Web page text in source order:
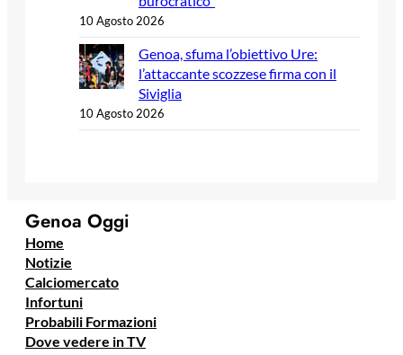
10 Agosto 2026
Genoa, sfuma l’obiettivo Ure:
l’attaccante scozzese firma con il
Siviglia
10 Agosto 2026
Genoa Oggi
Home
Notizie
Calciomercato
Infortuni
Probabili Formazioni
Dove vedere in TV